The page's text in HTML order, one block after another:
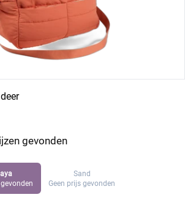
gevonden
Sand
Geen prijs gevonden